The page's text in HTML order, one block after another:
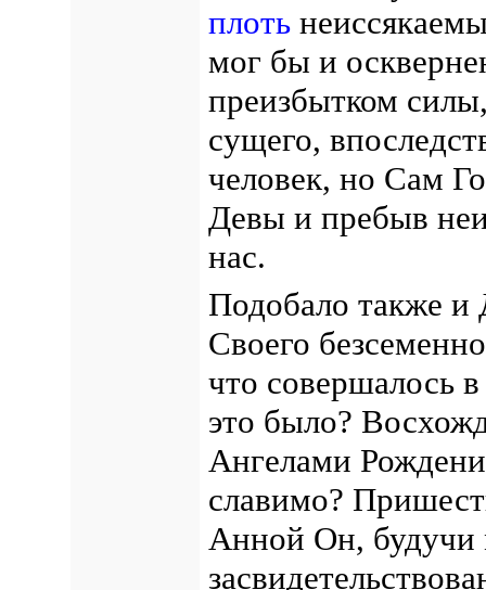
плоть
мог бы и
преизбытком
сущего,
человек, но Сам
Девы и пребыв
нас.
Подобало также и
Своего
что совершалось
это было?
Ангелами
славимо?
Анной Он, будучи